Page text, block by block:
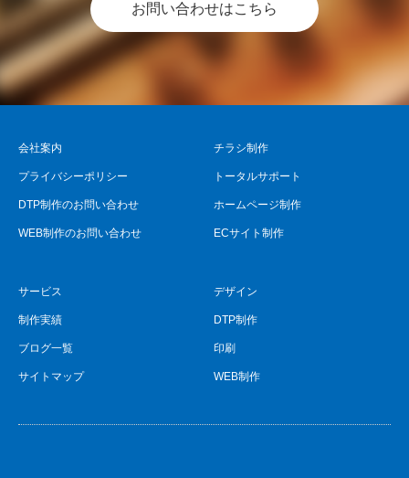
お問い合わせはこちら
会社案内
プライバシーポリシー
DTP制作のお問い合わせ
WEB制作のお問い合わせ
チラシ制作
トータルサポート
ホームページ制作
ECサイト制作
サービス
制作実績
ブログ一覧
サイトマップ
デザイン
DTP制作
印刷
WEB制作